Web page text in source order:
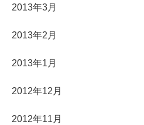
2013年3月
2013年2月
2013年1月
2012年12月
2012年11月